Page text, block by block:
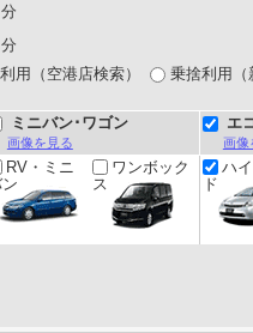
分
分
用（空港店検索） 乗捨利用（
ミニバン･ワゴン
画像を見る
エ
画像
RV・ミニ
ワンボック
ス
ハ
ド